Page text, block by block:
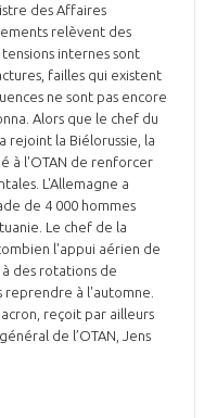
des Affaires
relèvent des
internes sont
failles qui existent
ne sont pas encore
Alors que le chef du
rejoint la Biélorussie, la
à l'OTAN de renforcer
L'Allemagne a
de 4 000 hommes
Le chef de la
l'appui aérien de
des rotations de
reprendre à l'automne.
reçoit par ailleurs
de l’OTAN, Jens